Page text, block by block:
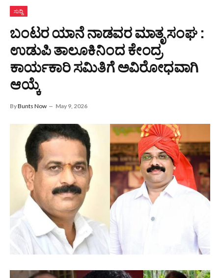
ಸುದ್ದಿ
ಬಂಟರ ಯಾನೆ ನಾಡವರ ಮಾತೃ ಸಂಘ :
ಉಡುಪಿ ತಾಲೂಕಿನಿಂದ ಕೇಂದ್ರ
ಕಾರ್ಯಕಾರಿ ಸಮಿತಿಗೆ ಅವಿರೋಧವಾಗಿ
ಆಯ್ಕೆ
ByBunts Now May 9, 2026